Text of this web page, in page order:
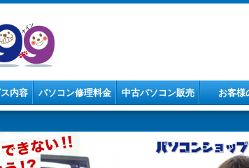
内容 パソコン修理料金 中古パソコン販売 お客様